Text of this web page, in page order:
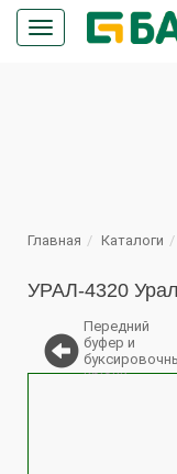
Кнопка
меню
Главная Каталоги
УРАЛ-4320
Передний
буфер и
крюки